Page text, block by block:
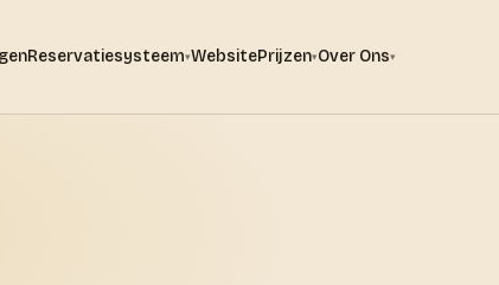
Reservatiesysteem▾WebsitePrijzen▾ Over Ons▾